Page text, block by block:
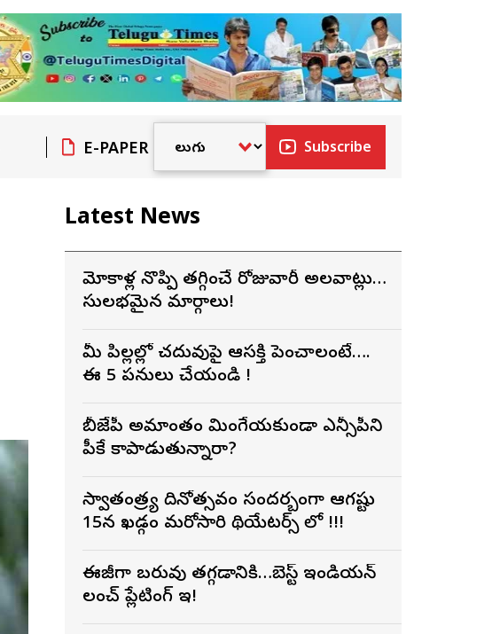
E-PAPER Subscribe
Latest News
మోకాళ్ల నొప్పి తగ్గించే రోజువారీ అలవాట్లు…
సులభమైన మార్గాలు!
మీ పిల్లల్లో చదువుపై ఆసక్తి పెంచాలంటే….
ఈ 5 పనులు చేయండి !
బీజేపీ అమాంతం మింగేయకుండా ఎన్సీపీని
పీకే కాపాడుతున్నారా?
స్వాతంత్ర్య దినోత్సవం సందర్బంగా ఆగష్టు
15న ఖడ్గం మరోసారి థియేటర్స్ లో !!!
ఈజీగా బరువు తగ్గడానికి…బెస్ట్ ఇండియన్
లంచ్ ప్లేటింగ్ ఇదే!